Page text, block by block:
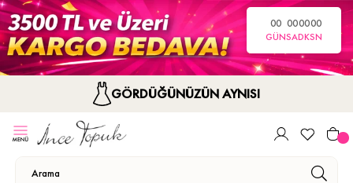
00
GÜN
00
SA
00
DK
00
SN
GÖRDÜĞÜNÜZÜN AYNISI